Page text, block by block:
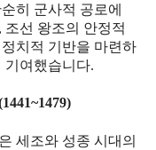
히 군사적 공로에
조선 왕조의 안정적
치적 기반을 마련하
기여했습니다.
세조와 성종 시대의